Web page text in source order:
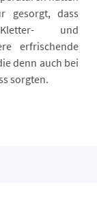
gesorgt, dass
und
erfrischende
denn auch bei
sorgten.